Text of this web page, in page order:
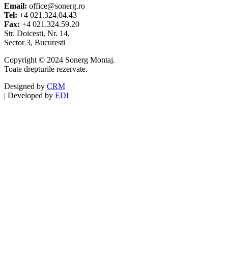
Email: office@sonerg.ro
Tel: +4 021.324.04.43
Fax: +4 021.324.59.20
Str. Doicesti, Nr. 14,
Sector 3, Bucuresti
Copyright © 2024 Sonerg Montaj.
Toate drepturile rezervate.
Designed by CRM
| Developed by EDI